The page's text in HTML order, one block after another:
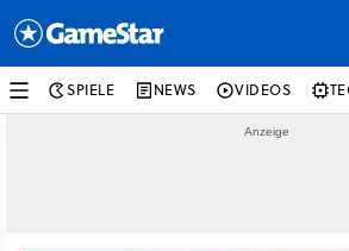
SPIELE NEWS VIDEOS